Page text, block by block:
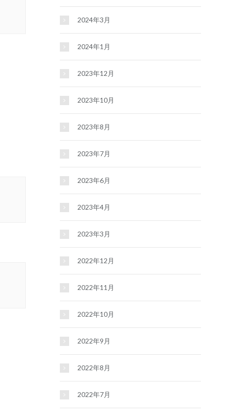
2024年3月
2024年1月
2023年12月
2023年10月
2023年8月
2023年7月
2023年6月
2023年4月
2023年3月
2022年12月
2022年11月
2022年10月
2022年9月
2022年8月
2022年7月